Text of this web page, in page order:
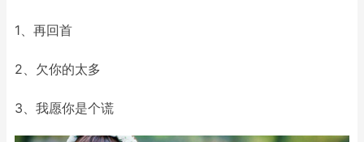
1、再回首
2、欠你的太多
3、我愿你是个谎